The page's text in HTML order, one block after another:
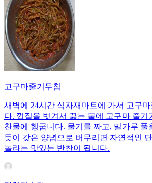
고구마줄기무침
새벽에 24시간 식자재마트에 가서 고구마
다. 껍질을 벗겨서 끓는 물에 고구마 줄기
찬물에 헹굽니다. 물기를 짜고, 밀가루 풀
듯이 갖은 양념으로 버무리면 자연적인
놀라는 맛있는 반찬이 됩니다.